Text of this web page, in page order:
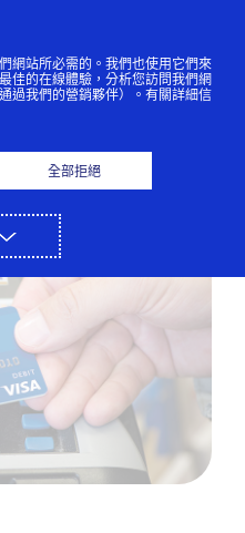
申請 Visa 卡
Card)
網站所必需的。我們也使用它們來
佳的在線體驗，分析您訪問我們網
過我們的營銷夥伴）。有關詳細信
全部拒絕